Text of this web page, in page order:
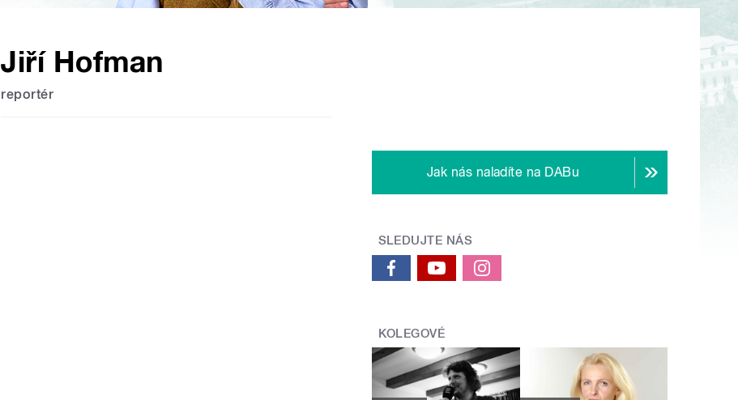
Jiří Hofman
reportér
Jak nás naladíte na DABu
SLEDUJTE NÁS
KOLEGOVÉ